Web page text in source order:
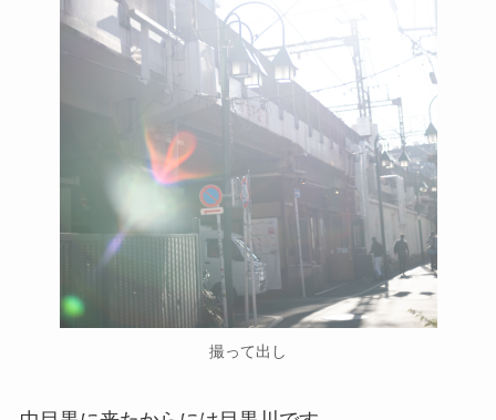
撮って出し